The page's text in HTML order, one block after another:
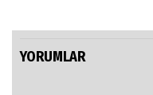
YORUMLAR